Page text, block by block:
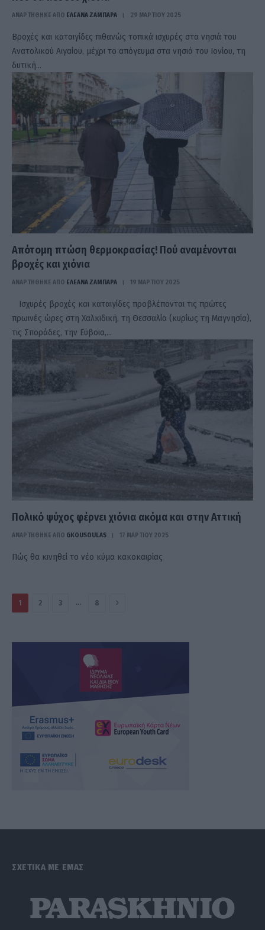
ΑΝΑΡΤΗΘΗΚΕ ΑΠΟ ΕΛΕΑΝΑ ΖΑΜΠΑΡΑ 29 ΜΑΡΤΊΟΥ 2025
Βροχές και καταιγίδες πιθανώς τοπικά ισχυρές στα νησιά του
Ανατολικού Αιγαίου, μέχρι το απόγευμα στα νησιά του Ιονίου, τη
δυτική…
Απότομη πτώση θερμοκρασίας! Πού αναμένονται
βροχές και χιόνια
ΑΝΑΡΤΗΘΗΚΕ ΑΠΟ ΕΛΕΑΝΑ ΖΑΜΠΑΡΑ 19 ΜΑΡΤΊΟΥ 2025
Ισχυρές βροχές και καταιγίδες προβλέπονται τις πρώτες
πρωινές ώρες στη Χαλκιδική, τη Θεσσαλία (κυρίως τη Μαγνησία),
τις Σποράδες, την Εύβοια,…
Πολικό ψύχος φέρνει χιόνια ακόμα και στην Αττική
ΑΝΑΡΤΗΘΗΚΕ ΑΠΟ GKOUSOULAS 17 ΜΑΡΤΊΟΥ 2025
Πώς θα κινηθεί το νέο κύμα κακοκαιρίας
1 2 3 … 8 Επόμενο
ΣΧΕΤΙΚΑ ΜΕ ΕΜΑΣ